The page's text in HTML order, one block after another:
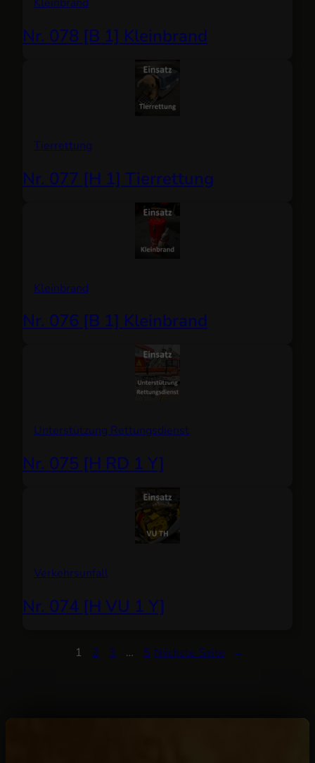
Nr. 078 [B 1] Kleinbrand
Tierrettung
Nr. 077 [H 1] Tierrettung
Kleinbrand
Nr. 076 [B 1] Kleinbrand
Unterstützung Rettungsdienst
Nr. 075 [H RD 1 Y]
Verkehrsunfall
Nr. 074 [H VU 1 Y]
1 2 3 … 5 Nächste Seite →